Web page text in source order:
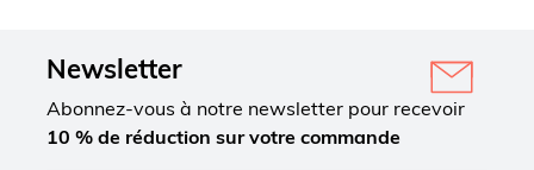
Newsletter
Abonnez-vous à notre newsletter pour recevoir
10 % de réduction sur votre commande